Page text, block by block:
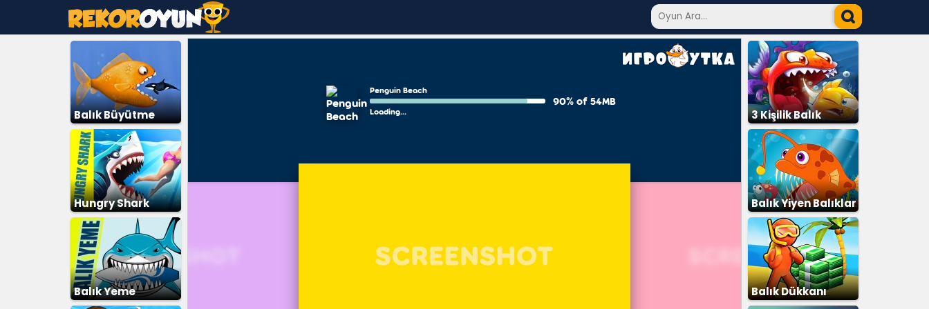
Balık Büyütme
Hungry Shark
Balık Yeme
3 Kişilik Balık
Balık Yiyen Balıklar
Balık Dükkanı